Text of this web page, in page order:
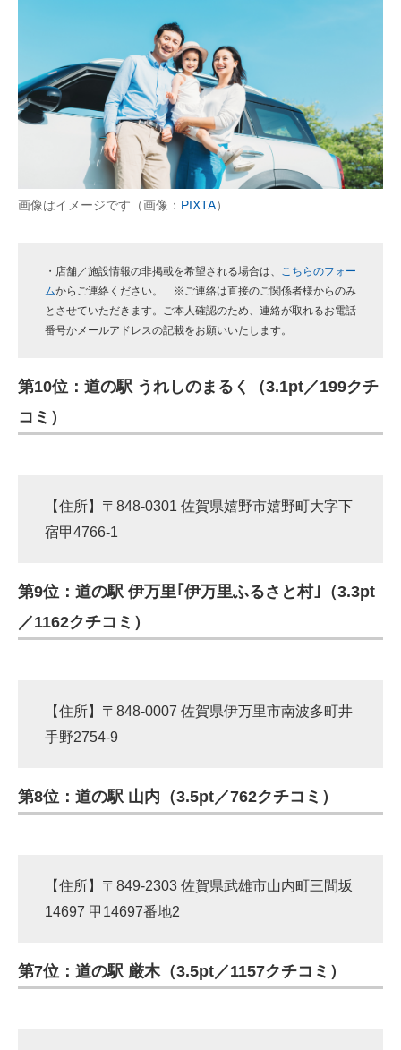
画像はイメージです（画像： PIXTA）
・店舗／施設情報の非掲載を希望される場合は、 こちらのフォー
ムからご連絡ください。 ※ご連絡は直接のご関係者様からのみ
とさせていただきます。ご本人確認のため、連絡が取れるお電話
番号かメールアドレスの記載をお願いいたします。
第10位：道の駅 うれしのまるく（3.1pt／199クチ
コミ）
【住所】〒848-0301 佐賀県嬉野市嬉野町大字下
宿甲4766-1
第9位：道の駅 伊万里｢伊万里ふるさと村｣（3.3pt
／1162クチコミ）
【住所】〒848-0007 佐賀県伊万里市南波多町井
手野2754-9
第8位：道の駅 山内（3.5pt／762クチコミ）
【住所】〒849-2303 佐賀県武雄市山内町三間坂
14697 甲14697番地2
第7位：道の駅 厳木（3.5pt／1157クチコミ）